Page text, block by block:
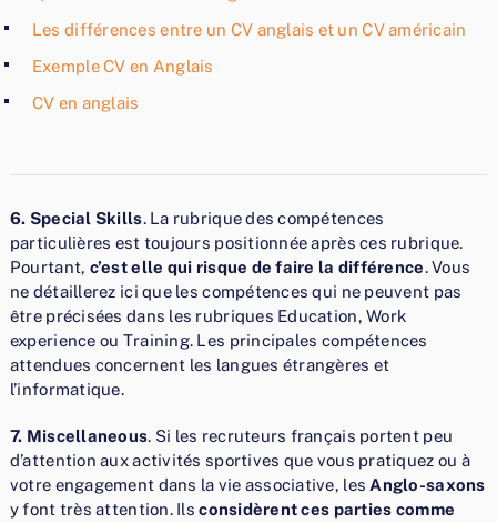
Les différences entre un CV anglais et un CV américain
Exemple CV en Anglais
CV en anglais
6. Special Skills. La rubrique des compétences
particulières est toujours positionnée après ces rubrique.
Pourtant, c’est elle qui risque de faire la différence. Vous
ne détaillerez ici que les compétences qui ne peuvent pas
être précisées dans les rubriques Education, Work
experience ou Training. Les principales compétences
attendues concernent les langues étrangères et
l’informatique.
7. Miscellaneous. Si les recruteurs français portent peu
d’attention aux activités sportives que vous pratiquez ou à
votre engagement dans la vie associative, les Anglo-saxons
y font très attention. Ilsconsidèrent ces parties comme